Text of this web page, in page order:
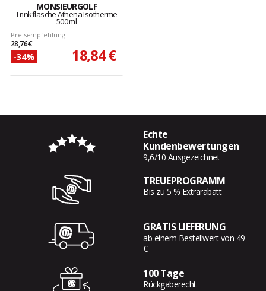
MONSIEURGOLF
Trinkflasche Athena Isotherme
500 ml
Preisempfehlung
28,76 €
-34% 18,84 €
Echte
Kundenbewertungen
9,6/10 Ausgezeichnet
TREUEPROGRAMM
Bis zu 5 % Extrarabatt
GRATIS LIEFERUNG
ab einem Bestellwert von 49
€
100 Tage
Rückgaberecht